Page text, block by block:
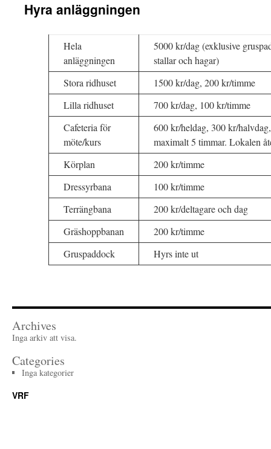
Hyra anläggningen
Hela
anläggningen
5000 kr/dag (exklusive
stallar och hagar)
Stora ridhuset
1500 kr/dag, 200 kr/timme
Lilla ridhuset
700 kr/dag, 100 kr/timme
Cafeteria för
möte/kurs
600 kr/heldag, 300 kr/
maximalt 5 timmar. Lokalen
Körplan
200 kr/timme
Dressyrbana
100 kr/timme
Terrängbana
200 kr/deltagare och dag
Gräshoppbanan
200 kr/timme
Gruspaddock
Hyrs inte ut
Archives
Inga arkiv att visa.
Categories
Inga kategorier
VRF